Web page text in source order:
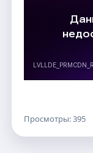
Просмотры: 395